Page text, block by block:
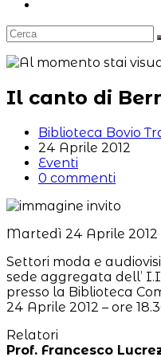
sito
Il canto di
Autore
dell'articolo:
Biblioteca Bovio
Articolo
pubblicato:
24 Aprile 2012
Categoria
dell'articolo:
Eventi
Commenti
0 commenti
Martedì 24 Aprile 2012
Settori moda e
sede aggregata dell’
presso la Biblioteca
24 Aprile 2012 – ore
Relatori
Prof. Francesco